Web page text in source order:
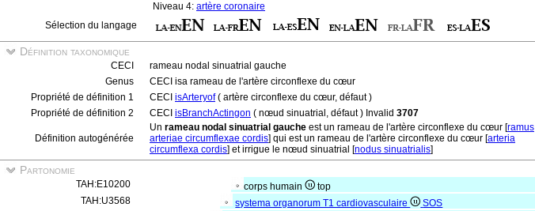
Niveau 4: artère coronaire
Sélection du langage
Définition taxonomique
CECI
rameau nodal sinuatrial gauche
Genus
CECI isa rameau de l'artère circonflexe du cœur
Propriété de définition 1
CECI isArteryof( artère circonflexe du cœur, défaut )
Propriété de définition 2
CECI isBranchActingon ( nœud sinuatrial, défaut ) Invalid 3707
Définition autogénérée
Un rameau nodal sinuatrial gauche est un rameau de l'artère circonflexe du cœur [ramus
arteriae circumflexae cordis] qui est un rameau de l'artère circonflexe du cœur [arteria
circumflexa cordis] et irrigue le nœud sinuatrial [nodus sinuatrialis]
Partonomie
TAH:E10200 corps humain
top
TAH:U3568
systema organorum T1 cardiovasculaire
SOS